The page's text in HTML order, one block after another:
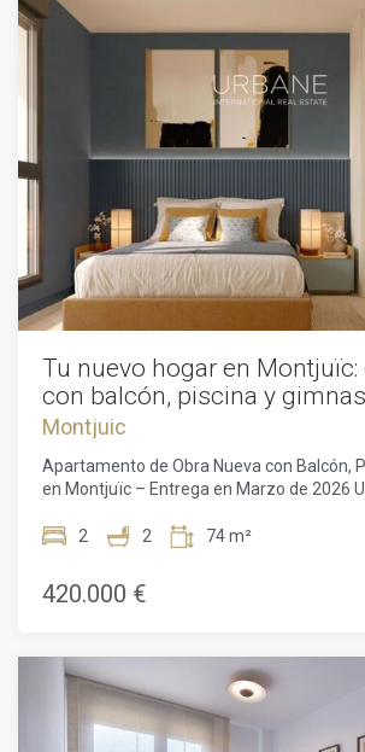
Tu nuevo hogar en Montjuïc:
con balcón, piscina y
Montjuic
Apartamento de Obra Nueva con Balcón,
en Montjuïc – Entrega en Marzo de 2026
excepcional apartamento de obra nueva
Montjuïc. Diseñado para la vida urbana
elegante vivienda de 74 m² combina
dormitorios y dos baños contemporáneos,
distribución ideal para parejas, familias
compradores que buscan un pied-à-terre
la ciudad. El salón-comedor de concepto
2 2 74 m²
420.000 €